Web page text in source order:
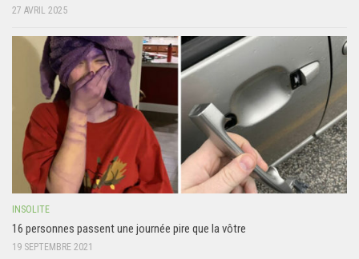
27 AVRIL 2025
INSOLITE
16 personnes passent une journée pire que la vôtre
19 SEPTEMBRE 2021